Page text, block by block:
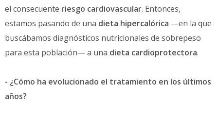
el consecuente riesgo cardiovascular. Entonces,
estamos pasando de una dieta hipercalórica —en la que
buscábamos diagnósticos nutricionales de sobrepeso
para esta población— a una dieta cardioprotectora.
- ¿Cómo ha evolucionado el tratamiento en los últimos
años?